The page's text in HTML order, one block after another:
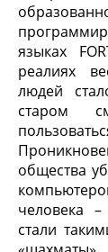
языках
реалиях
людей
старом
общества
человека
стали